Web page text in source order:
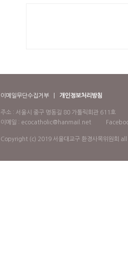
이메일무단수집거부 개인정보처리방침
주소 : 서울시 중구 명동길 80 가톨릭회관 611호
이메일 : ecocatholic@hanmail.net
Copyright (c) 2019 서울대교구 환경사목위원